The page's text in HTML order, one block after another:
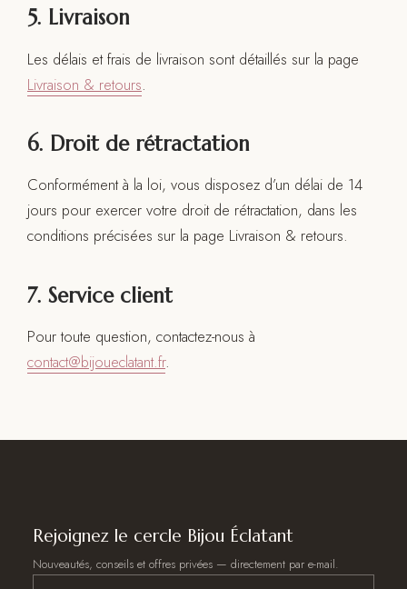
5. Livraison
Les délais et frais de livraison sont détaillés sur la page
Livraison & retours.
6. Droit de rétractation
Conformément à la loi, vous disposez d’un délai de 14
jours pour exercer votre droit de rétractation, dans les
conditions précisées sur la page Livraison & retours.
7. Service client
Pour toute question, contactez-nous à
contact@bijoueclatant.fr.
Rejoignez le cercle Bijou Éclatant
Nouveautés, conseils et offres privées — directement par e-mail.